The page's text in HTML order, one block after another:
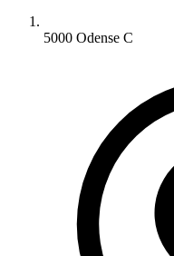
5000 Odense C